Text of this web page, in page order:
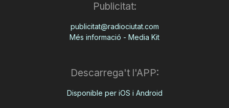
Publicitat:
publicitat@radiociutat.com
Més informació - Media Kit
Descarrega't l'APP:
Disponible per iOS i Android